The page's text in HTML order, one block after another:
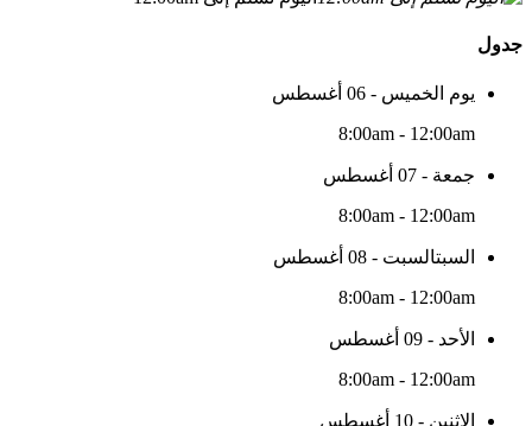
جدول
يوم الخميس - 06 أغسطس
8:00am - 12:00am
جمعة - 07 أغسطس
8:00am - 12:00am
السبتالسبت - 08 أغسطس
8:00am - 12:00am
الأحد - 09 أغسطس
8:00am - 12:00am
الاثنين - 10 أغسطس